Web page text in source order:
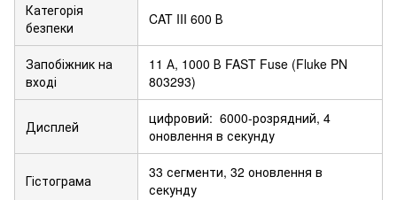
Категорія
безпеки
CAT III 600 В
Запобіжник на
вході
11 А, 1000 В FAST Fuse (Fluke PN
803293)
Дисплей
цифровий: 6000-розрядний, 4
оновлення в секунду
Гістограма
33 сегменти, 32 оновлення в
секунду